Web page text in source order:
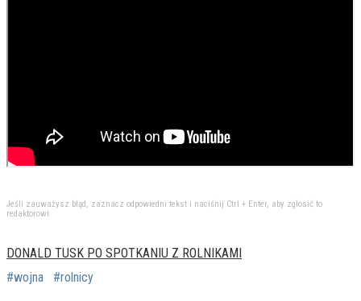
Jeśli zauważysz błąd, zaznacz odpowiedni tekst i naciśnij Ctrl + Enter, aby zgłosić to
redaktorowi
DONALD TUSK PO SPOTKANIU Z ROLNIKAMI
#wojna
#rolnicy